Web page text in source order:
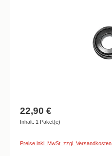
22,90 €
Inhalt: 1 Paket(e)
Preise inkl. MwSt. zzgl. Versandkosten